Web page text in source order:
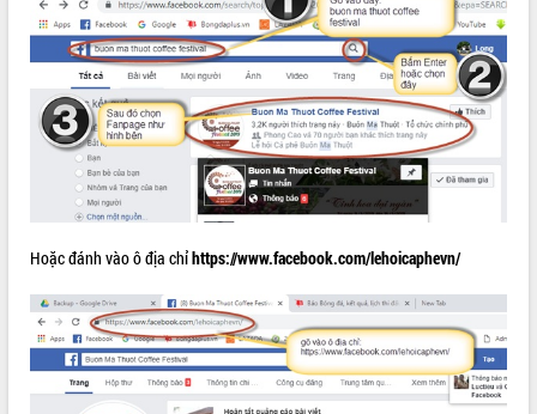
VIDEO
Không có file video nào để phát.
ALBUM ẢNH
Hoặc đánh vào ô địa chỉhttps://www.facebook.com/lehoicaphevn/